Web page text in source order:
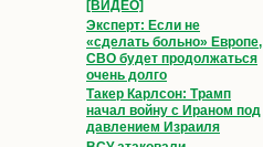
[ВИДЕО]
Эксперт: Если не
«сделать больно» Европе,
СВО будет продолжаться
очень долго
Такер Карлсон: Трамп
начал войну с Ираном под
давлением Израиля